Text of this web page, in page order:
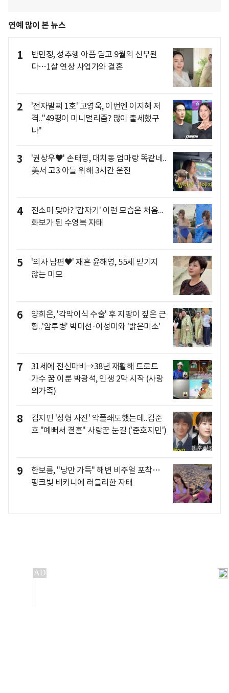
연예 많이 본 뉴스
1
반민정, 성추행 아픔 딛고 9월의 신부된
다…1살 연상 사업가와 결혼
2
'전자발찌 1호' 고영욱, 이번엔 이지혜 저
격.."49평이 미니멀리즘? 많이 출세했구
나"
3
'권상우♥' 손태영, 대치동 엄마랑 똑같네..
美서 고3 아들 위해 3시간 운전
4
전소미 맞아? '갑자기' 이런 모습은 처음...
화보가 된 수영복 자태
5
'의사 남편♥' 재혼 윤해영, 55세 믿기지
않는 미모
6
양희은, '각막이식 수술' 후 지팡이 짚은 근
황..'암투병' 박미선·이성미와 '밝은미소'
7
31세에 전신마비→38년 재활해 트로트
가수 꿈 이룬 박광석, 인생 2막 시작 (사랑
의가족)
8
김지민 '성형 사진' 악플쇄도했는데..김준
호 "예뻐서 결혼" 사랑꾼 눈길 ('준호지민')
9
한보름, "낭만 가득" 해변 비주얼 포착…
핑크빛 비키니에 러블리한 자태